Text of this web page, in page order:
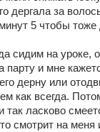
дергала за
5 чтобы тоже
сидим на уроке,
парту и мне
дерну или
как всегда.
так ласково
смотрит на меня